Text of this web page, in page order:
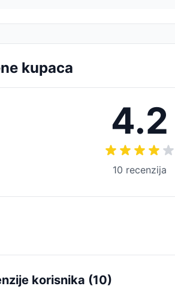
kupaca
4.2
10 recenzija
korisnika (10)